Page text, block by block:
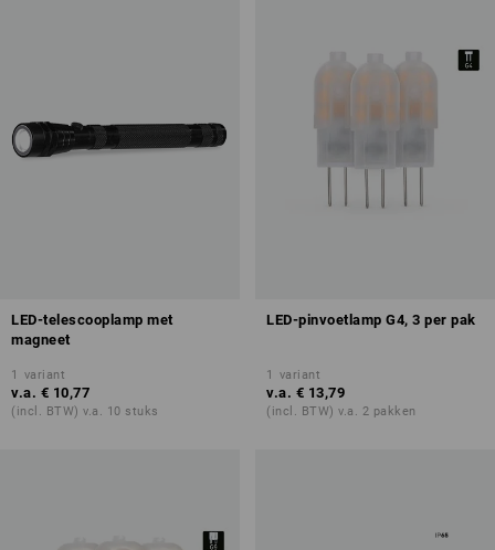
LED-telescooplamp met
magneet
1 variant
v.a. € 10,77
(incl. BTW) v.a. 10 stuks
LED-pinvoetlamp G4, 3 per pak
1 variant
v.a. € 13,79
(incl. BTW) v.a. 2 pakken